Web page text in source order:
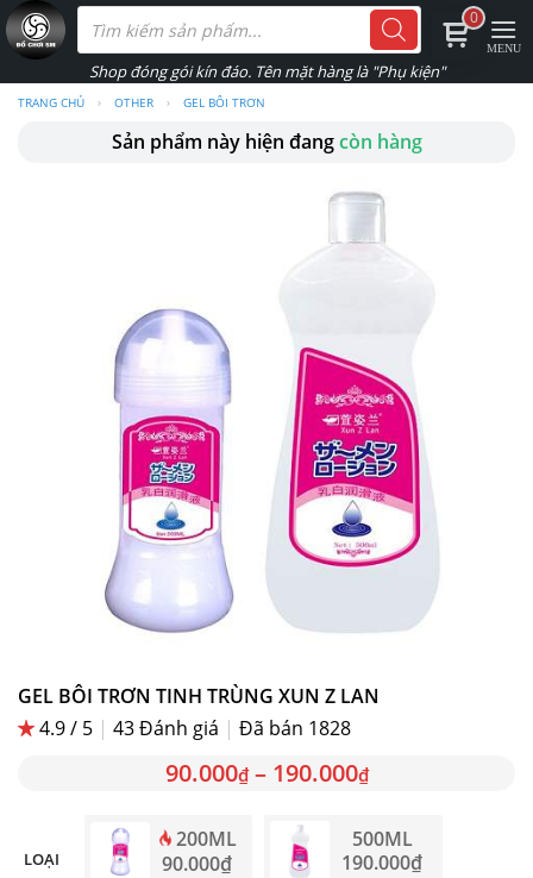
Skip
to
Tìm
kiếm
phẩm
TRANG CHỦ › OTHER › GEL BÔI TRƠN
Sản phẩm này hiện đangcòn hàng
GEL BÔI TRƠN TINH TRÙNG XUN Z LAN
4.9 / 5 | 43Đánh giá | Đã bán 1828
90.000₫– 190.000₫
LOẠI
200ML
90.000₫
500ML
190.000₫
0